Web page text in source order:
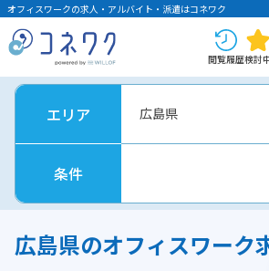
オフィスワークの求人・アルバイト・派遣はコネワク
閲覧履歴検討
エリア 広島県
条件
広島県のオフィスワーク